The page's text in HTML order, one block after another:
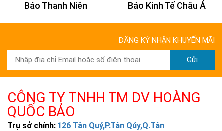
Báo Thanh Niên Báo Kinh Tế Châu Á
ĐĂNG KÝ NHẬN KHUYẾN MÃI
Gửi
CÔNG TY TNHH TM DV HOÀNG
QUỐC BẢO
Trụ sở chính: 126 Tân Quý,P.Tân Qúy,Q.Tân